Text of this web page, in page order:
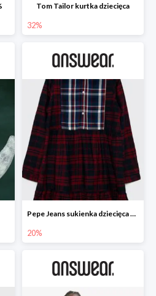
Tom Tailor kurtka dziecięca
32%
Pepe Jeans sukienka dziecięca Zuzane
20%